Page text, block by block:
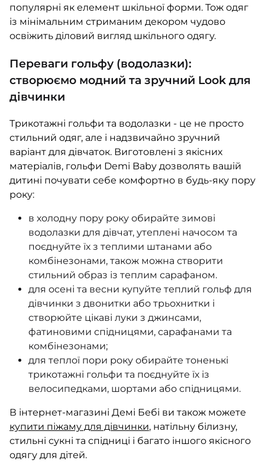
популярні як елемент шкільної форми. Тож одяг
із мінімальним стриманим декором чудово
освіжить діловий вигляд шкільного одягу.
Переваги гольфу (водолазки):
створюємо модний та зручний Look для
дівчинки
Трикотажні гольфи та водолазки - це не просто
стильний одяг, але і надзвичайно зручний
варіант для дівчаток. Виготовлені з якісних
матеріалів, гольфи Demi Baby дозволять вашій
дитині почувати себе комфортно в будь-яку пору
року:
в холодну пору року обирайте зимові
водолазки для дівчат, утеплені начосом та
поєднуйте їх з теплими штанами або
комбінезонами, також можна створити
стильний образ із теплим сарафаном.
для осені та весни купуйте теплий гольф для
дівчинки з двонитки або трьохнитки і
створюйте цікаві луки з джинсами,
фатиновими спідницями, сарафанами та
комбінезонами;
для теплої пори року обирайте тоненькі
трикотажні гольфи та поєднуйте їх із
велосипедками, шортами або спідницями.
В інтернет-магазині Демі Бебі ви також можете
купити піжаму для дівчинки, натільну білизну,
стильні сукні та спідниці і багато іншого якісного
одягу для дітей.